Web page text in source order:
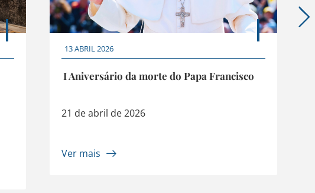
13 ABRIL 2026
I Aniversário da morte do Papa Francisco
21 de abril de 2026
Ver mais